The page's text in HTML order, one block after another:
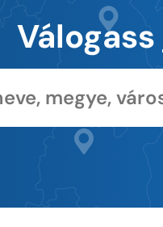
Válogass